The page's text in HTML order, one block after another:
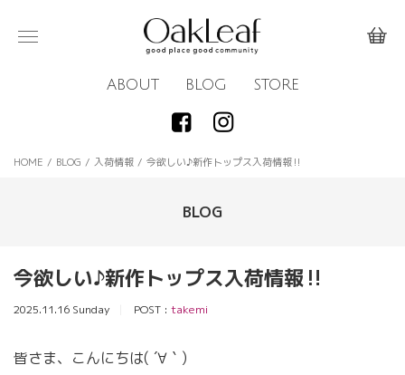
ABOUT BLOG STORE
HOME / BLOG / 入荷情報 / 今欲しい♪新作トップス入荷情報‼️
BLOG
今欲しい♪新作トップス入荷情報‼️
2025.11.16 Sunday POST : takemi
皆さま、こんにちは( ´∀｀)